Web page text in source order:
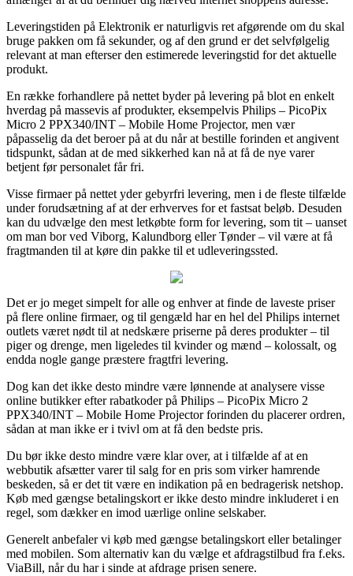
Leveringstiden på Elektronik er naturligvis ret afgørende om du skal
bruge pakken om få sekunder, og af den grund er det selvfølgelig
relevant at man efterser den estimerede leveringstid for det aktuelle
produkt.
En række forhandlere på nettet byder på levering på blot en enkelt
hverdag på massevis af produkter, eksempelvis Philips – PicoPix
Micro 2 PPX340/INT – Mobile Home Projector, men vær
påpasselig da det beroer på at du når at bestille forinden et angivent
tidspunkt, sådan at de med sikkerhed kan nå at få de nye varer
betjent før personalet får fri.
Visse firmaer på nettet yder gebyrfri levering, men i de fleste tilfælde
under forudsætning af at der erhverves for et fastsat beløb. Desuden
kan du udvælge den mest letkøbte form for levering, som tit – uanset
om man bor ved Viborg, Kalundborg eller Tønder – vil være at få
fragtmanden til at køre din pakke til et udleveringssted.
Det er jo meget simpelt for alle og enhver at finde de laveste priser
på flere online firmaer, og til gengæld har en hel del Philips internet
outlets været nødt til at nedskære priserne på deres produkter – til
piger og drenge, men ligeledes til kvinder og mænd – kolossalt, og
endda nogle gange præstere fragtfri levering.
Dog kan det ikke desto mindre være lønnende at analysere visse
online butikker efter rabatkoder på Philips – PicoPix Micro 2
PPX340/INT – Mobile Home Projector forinden du placerer ordren,
sådan at man ikke er i tvivl om at få den bedste pris.
Du bør ikke desto mindre være klar over, at i tilfælde af at en
webbutik afsætter varer til salg for en pris som virker hamrende
beskeden, så er det tit være en indikation på en bedragerisk netshop.
Køb med gængse betalingskort er ikke desto mindre inkluderet i en
regel, som dækker en imod uærlige online selskaber.
Generelt anbefaler vi køb med gængse betalingskort eller betalinger
med mobilen. Som alternativ kan du vælge et afdragstilbud fra f.eks.
ViaBill, når du har i sinde at afdrage prisen senere.